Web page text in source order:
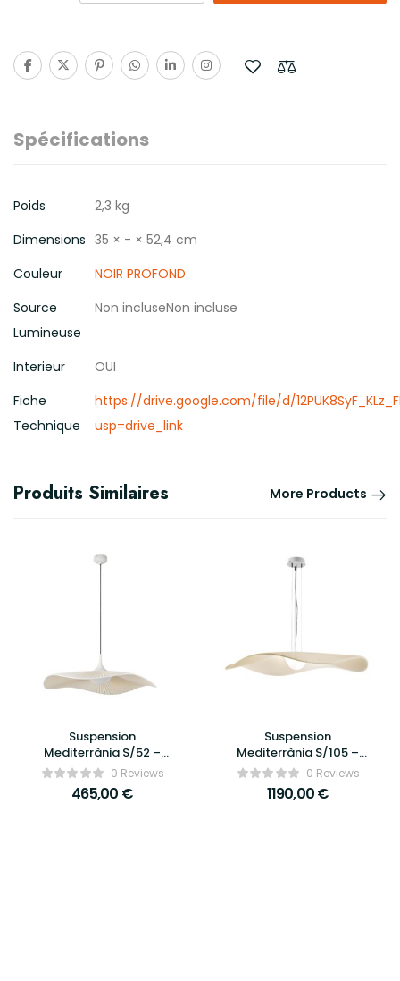
Spécifications
Poids
2,3 kg
Dimensions 35 × - × 52,4 cm
Couleur
NOIR PROFOND
Source
Lumineuse
Non incluseNon incluse
Interieur
OUI
Fiche
Technique
https://drive.google.com/file/d/
usp=drive_link
Produits Similaires More Products
Suspension
Mediterrània S/52 –
Bover0 Reviews
465,00 €
Suspension
Mediterrània S/105 –
Bover0 Reviews
1190,00€